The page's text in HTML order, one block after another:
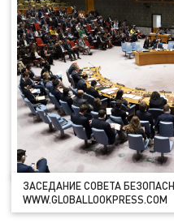
ЗАСЕДАНИЕ СОВЕТА
WWW.GLOBALLOOKPRESS.COM